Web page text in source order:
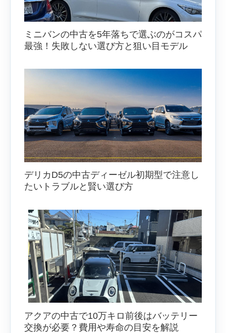
ミニバンの中古を5年落ちで選ぶのがコスパ
最強！失敗しない選び方と狙い目モデル
デリカD5の中古ディーゼル初期型で注意し
たいトラブルと賢い選び方
アクアの中古で10万キロ前後はバッテリー
交換が必要？費用や寿命の目安を解説